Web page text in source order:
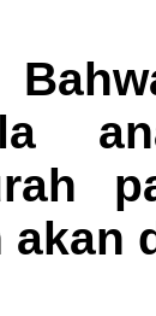
akan